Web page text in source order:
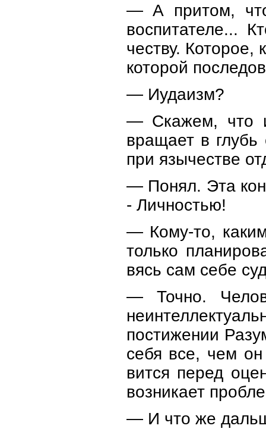
— А притом, что
воспитателе...
честву. Которое,
которой
— Иудаизм?
— Скажем, что
вращает в глубь
при язычестве
— Понял. Эта
- Личностью!
— Кому-то,
только
вясь сам себе
— Точно.
постижении
себя все, чем
вится перед
возникает
— И что же